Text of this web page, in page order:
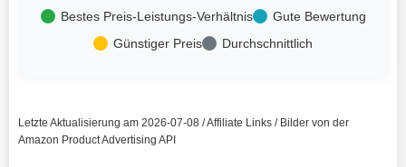
Bestes Preis-Leistungs-Verhältnis
Gute Bewertung
Günstiger Preis
Durchschnittlich
Letzte Aktualisierung am 2026-07-08 / Affiliate Links / Bilder von der
Amazon Product Advertising API